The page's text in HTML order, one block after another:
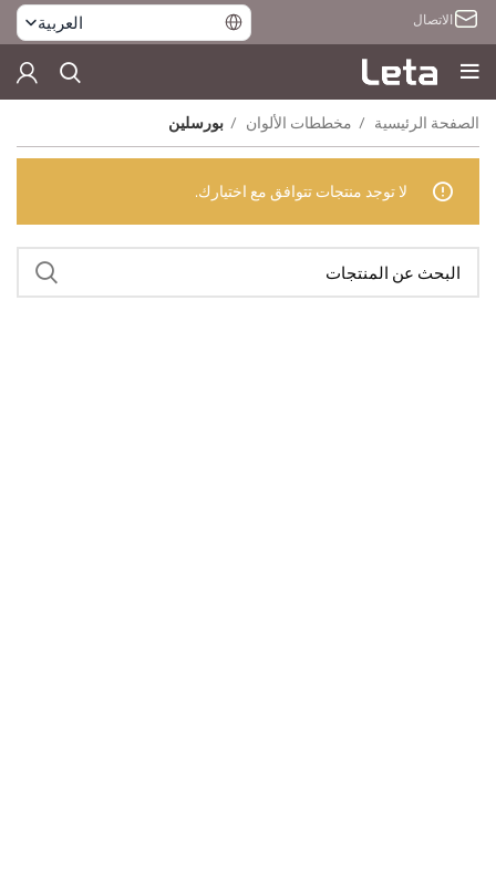
الاتصال العربية
الصفحة الرئيسية مخططات الألوان بورسلين
لا توجد منتجات تتوافق مع اختيارك.